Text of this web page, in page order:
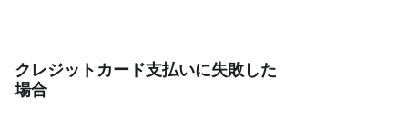
クレジットカード支払いに失敗した
場合